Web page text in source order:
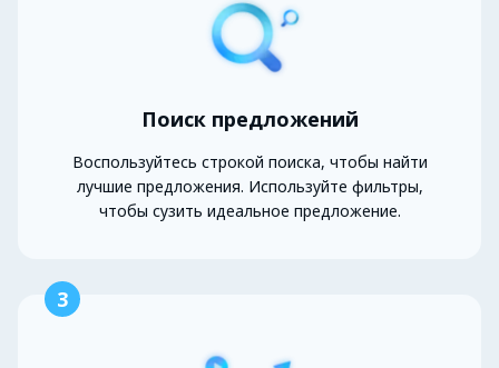
Поиск предложений
Воспользуйтесь строкой поиска, чтобы найти
лучшие предложения. Используйте фильтры,
чтобы сузить идеальное предложение.
3